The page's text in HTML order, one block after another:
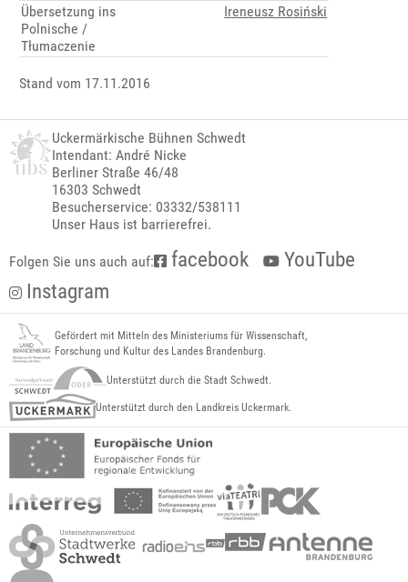
Übersetzung ins
Polnische /
Tłumaczenie
Ireneusz Rosiński
Stand vom 17.11.2016
Uckermärkische Bühnen Schwedt
Intendant: André Nicke
Berliner Straße 46/48
16303 Schwedt
Besucherservice: 03332/538111
Unser Haus ist barrierefrei.
Folgen Sie uns auch auf: facebook
YouTube
Instagram
Gefördert mit Mitteln des Ministeriums für Wissenschaft,
Forschung und Kultur des Landes Brandenburg.
Unterstützt durch die Stadt Schwedt.
Unterstützt durch den Landkreis Uckermark.